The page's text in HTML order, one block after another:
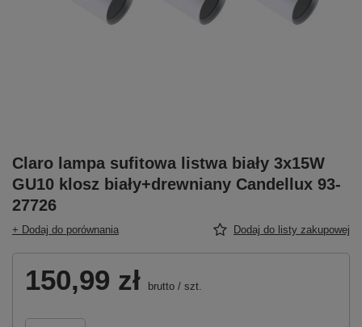
Claro lampa sufitowa listwa biały 3x15W
GU10 klosz biały+drewniany Candellux 93-
27726
+ Dodaj do porównania Dodaj do listy zakupowej
150,99 zł brutto / szt.